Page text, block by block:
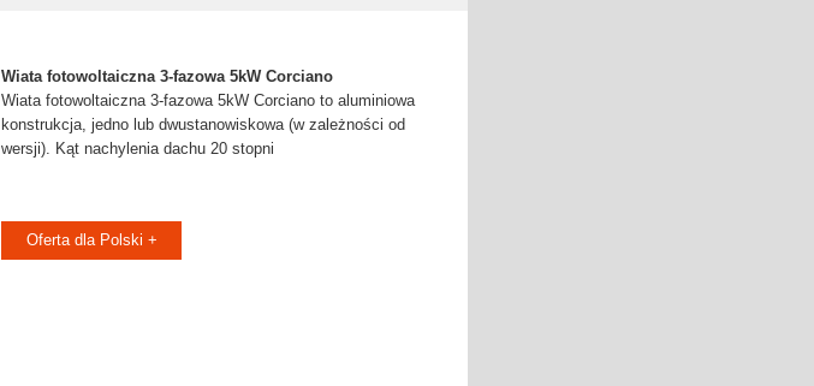
Wiata fotowoltaiczna 3-fazowa 5kW Corciano
Wiata fotowoltaiczna 3-fazowa 5kW Corciano to aluminiowa
konstrukcja, jedno lub dwustanowiskowa (w zależności od
wersji). Kąt nachylenia dachu 20 stopni
Oferta dla Polski +